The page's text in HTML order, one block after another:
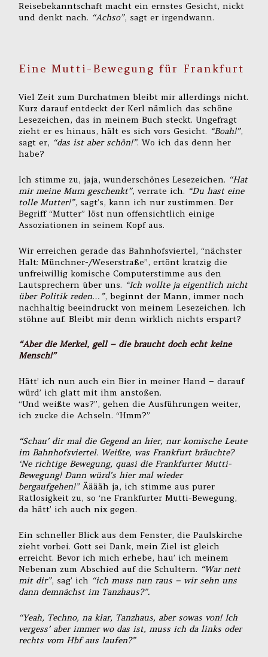
Reisebekanntschaft macht ein ernstes Gesicht, nickt
und denkt nach. “Achso”, sagt er irgendwann.
Eine Mutti-Bewegung für Frankfurt
Viel Zeit zum Durchatmen bleibt mir allerdings nicht.
Kurz darauf entdeckt der Kerl nämlich das schöne
Lesezeichen, das in meinem Buch steckt. Ungefragt
zieht er es hinaus, hält es sich vors Gesicht. “Boah!”,
sagt er, “das ist aber schön!”. Wo ich das denn her
habe?
Ich stimme zu, jaja, wunderschönes Lesezeichen. “Hat
mir meine Mum geschenkt”, verrate ich. “Du hast eine
tolle Mutter!”, sagt’s, kann ich nur zustimmen. Der
Begriff “Mutter” löst nun offensichtlich einige
Assoziationen in seinem Kopf aus.
Wir erreichen gerade das Bahnhofsviertel, “nächster
Halt: Münchner-/Weserstraße”, ertönt kratzig die
unfreiwillig komische Computerstimme aus den
Lautsprechern über uns. “Ich wollte ja eigentlich nicht
über Politik reden…”, beginnt der Mann, immer noch
nachhaltig beeindruckt von meinem Lesezeichen. Ich
stöhne auf. Bleibt mir denn wirklich nichts erspart?
“Aber die Merkel, gell – die braucht doch echt keine
Mensch!”
Hätt’ ich nun auch ein Bier in meiner Hand – darauf
würd’ ich glatt mit ihm anstoßen.
“Und weißte was?”, gehen die Ausführungen weiter,
ich zucke die Achseln. “Hmm?”
“Schau’ dir mal die Gegend an hier, nur komische Leute
im Bahnhofsviertel. Weißte, was Frankfurt bräuchte?
‘Ne richtige Bewegung, quasi die Frankfurter Mutti-
Bewegung! Dann würd’s hier mal wieder
bergaufgehen!”Ääääh ja, ich stimme aus purer
Ratlosigkeit zu, so ‘ne Frankfurter Mutti-Bewegung,
da hätt’ ich auch nix gegen.
Ein schneller Blick aus dem Fenster, die Paulskirche
zieht vorbei. Gott sei Dank, mein Ziel ist gleich
erreicht. Bevor ich mich erhebe, hau’ ich meinem
Nebenan zum Abschied auf die Schultern. “War nett
mit dir”, sag’ ich “ich muss nun raus – wir sehn uns
dann demnächst im Tanzhaus?”.
“Yeah, Techno, na klar, Tanzhaus, aber sowas von! Ich
vergess’ aber immer wo das ist, muss ich da links oder
rechts vom Hbf aus laufen?”